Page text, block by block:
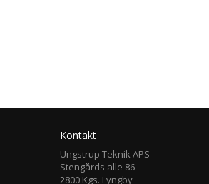
Kontakt
Ungstrup Teknik APS
Stengårds alle 86
2800 Kgs. Lyngby